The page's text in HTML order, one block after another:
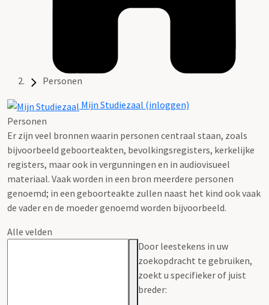
Personen
Mijn Studiezaal (inloggen)
Personen
Er zijn veel bronnen waarin personen centraal staan, zoals
bijvoorbeeld geboorteakten, bevolkingsregisters, kerkelijke
registers, maar ook in vergunningen en in audiovisueel
materiaal. Vaak worden in een bron meerdere personen
genoemd; in een geboorteakte zullen naast het kind ook vaak
de vader en de moeder genoemd worden bijvoorbeeld.
Alle velden
Door leestekens in uw
zoekopdracht te gebruiken,
zoekt u specifieker of juist
breder: